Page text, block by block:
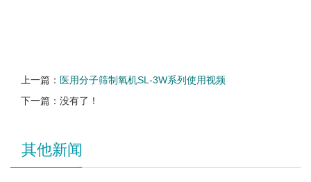
上一篇： 医用分子筛制氧机SL-3W系列使用视频
下一篇：没有了！
其他新闻